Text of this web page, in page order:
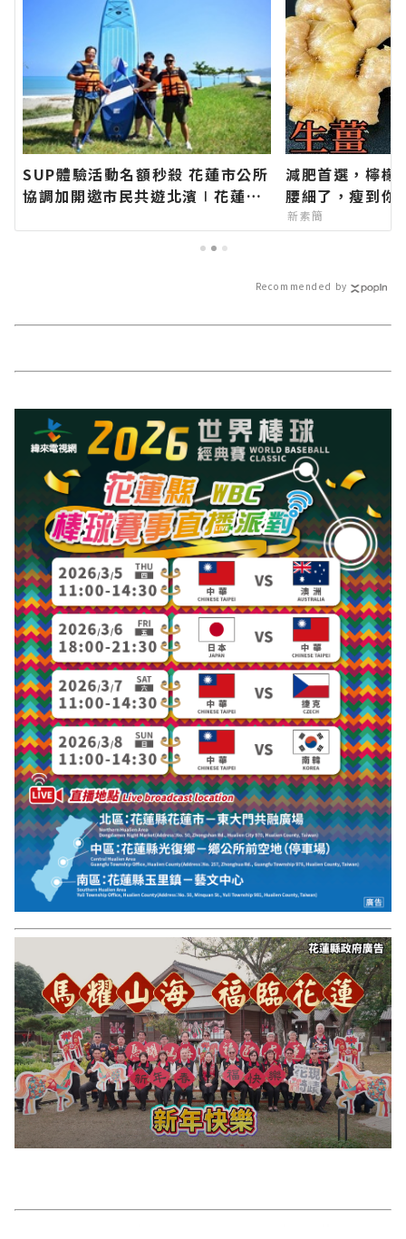
SUP體驗活動名額秒殺 花蓮市公所
協調加開邀市民共遊北濱∣花蓮新
減肥首選，檸檬
腰細了，瘦到你
新素簡
Recommended by